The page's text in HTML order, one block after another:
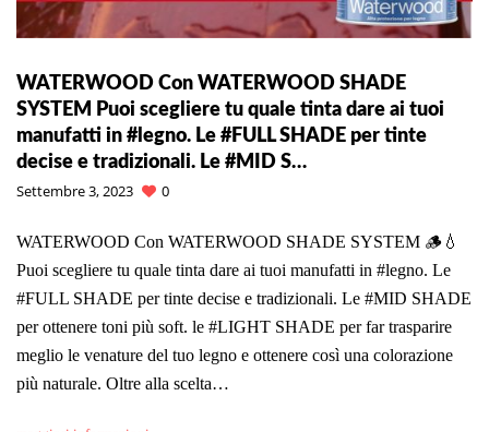
WATERWOOD Con WATERWOOD SHADE
SYSTEM Puoi scegliere tu quale tinta dare ai tuoi
manufatti in #legno. Le #FULL SHADE per tinte
decise e tradizionali. Le #MID S…
Settembre 3, 2023
0
WATERWOOD Con WATERWOOD SHADE SYSTEM 🪵💧
Puoi scegliere tu quale tinta dare ai tuoi manufatti in #legno. Le
#FULL SHADE per tinte decise e tradizionali. Le #MID SHADE
per ottenere toni più soft. le #LIGHT SHADE per far trasparire
meglio le venature del tuo legno e ottenere così una colorazione
più naturale. Oltre alla scelta…